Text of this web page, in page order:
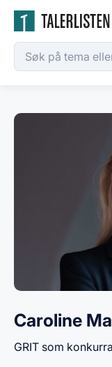
Caroline
GRIT som